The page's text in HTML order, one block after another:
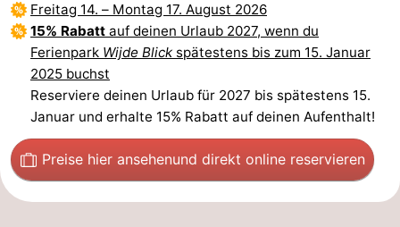
Freitag 14. – Montag 17. August 2026
15% Rabatt auf deinen Urlaub 2027, wenn du
Ferienpark Wijde Blick spätestens bis zum 15. Januar
2025 buchst
Reserviere deinen Urlaub für 2027 bis spätestens 15.
Januar und erhalte 15% Rabatt auf deinen Aufenthalt!
Preise hier ansehenund direkt online reservieren